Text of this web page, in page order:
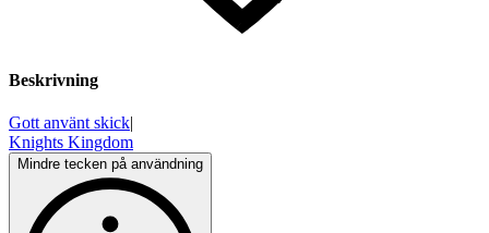
Beskrivning
Gott använt skick|
Knights Kingdom
Mindre tecken på användning